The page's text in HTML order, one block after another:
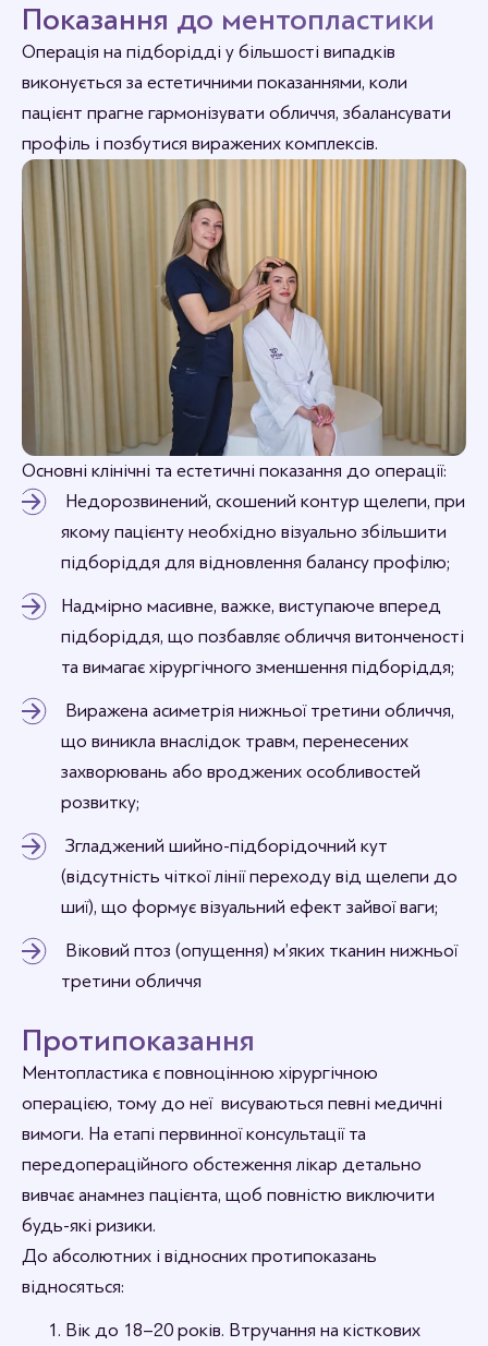
Показання до ментопластики
Операція на підборідді у більшості випадків
виконується за естетичними показаннями, коли
пацієнт прагне гармонізувати обличчя, збалансувати
профіль і позбутися виражених комплексів.
Основні клінічні та естетичні показання до операції:
Недорозвинений, скошений контур щелепи, при
якому пацієнту необхідно візуально збільшити
підборіддя для відновлення балансу профілю;
Надмірно масивне, важке, виступаюче вперед
підборіддя, що позбавляє обличчя витонченості
та вимагає хірургічного зменшення підборіддя;
Виражена асиметрія нижньої третини обличчя,
що виникла внаслідок травм, перенесених
захворювань або вроджених особливостей
розвитку;
Згладжений шийно-підборідочний кут
(відсутність чіткої лінії переходу від щелепи до
шиї), що формує візуальний ефект зайвої ваги;
Віковий птоз (опущення) м’яких тканин нижньої
третини обличчя
Протипоказання
Ментопластика є повноцінною хірургічною
операцією, тому до неї висуваються певні медичні
вимоги. На етапі первинної консультації та
передопераційного обстеження лікар детально
вивчає анамнез пацієнта, щоб повністю виключити
будь-які ризики.
До абсолютних і відносних протипоказань
відносяться:
Вік до 18–20 років. Втручання на кісткових